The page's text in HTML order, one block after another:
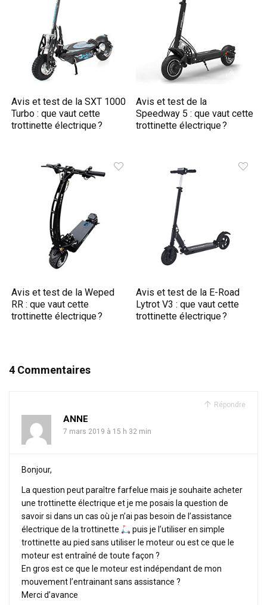
Avis et test de la SXT 1000
Turbo : que vaut cette
trottinette électrique ?
Avis et test de la
Speedway 5 : que vaut cette
trottinette électrique ?
Avis et test de la Weped
RR : que vaut cette
trottinette électrique ?
Avis et test de la E-Road
Lytrot V3 : que vaut cette
trottinette électrique ?
4 Commentaires
Répondre
ANNE
7 mars 2019 à 15 h 32 min
Bonjour,
La question peut paraître farfelue mais je souhaite acheter
une trottinette électrique et je me posais la question de
savoir si dans un cas où je n’ai pas besoin de l’assistance
électrique de la trottinette
puis je l’utiliser en simple
trottinette au pied sans utiliser le moteur ou est ce que le
moteur est entraîné de toute façon ?
En gros est ce que le moteur est indépendant de mon
mouvement l’entrainant sans assistance ?
Merci d’avance